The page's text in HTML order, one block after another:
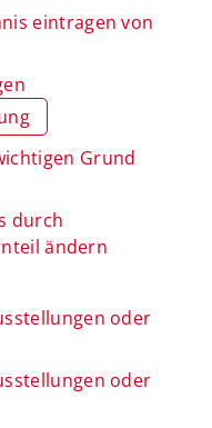
eintragen von
Grund
durch
ändern
oder
oder